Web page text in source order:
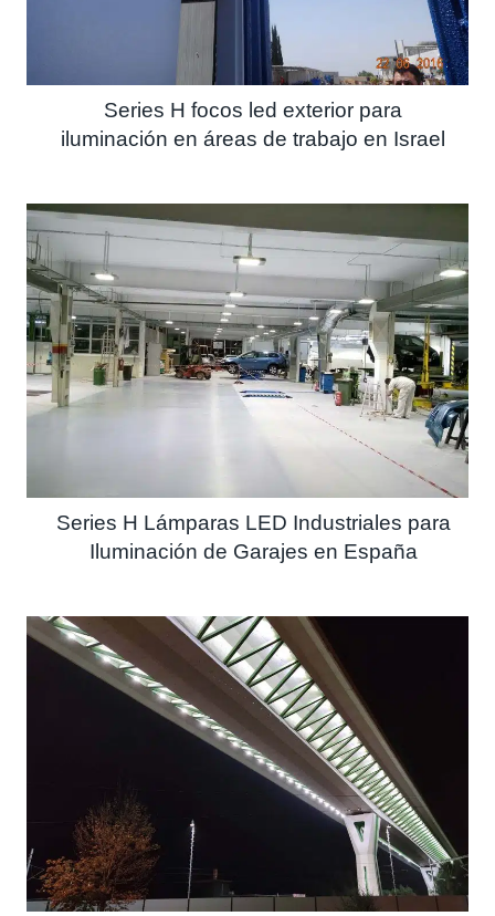
Series H focos led exterior para
iluminación en áreas de trabajo en Israel
Series H Lámparas LED Industriales para
Iluminación de Garajes en España